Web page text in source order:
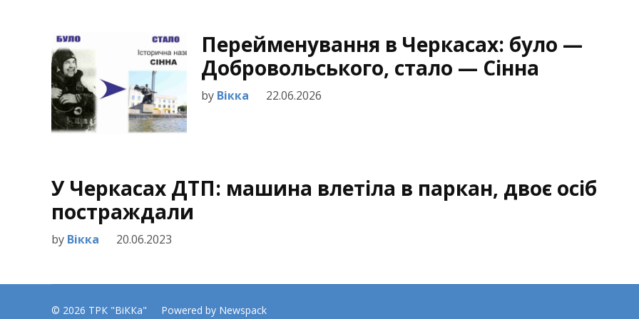
Перейменування в Черкасах: було —
Добровольського, стало — Сінна
by Вікка 22.06.2026
У Черкасах ДТП: машина влетіла в паркан, двоє осіб
постраждали
by Вікка 20.06.2023
© 2026 ТРК "ВіККа" Powered by Newspack